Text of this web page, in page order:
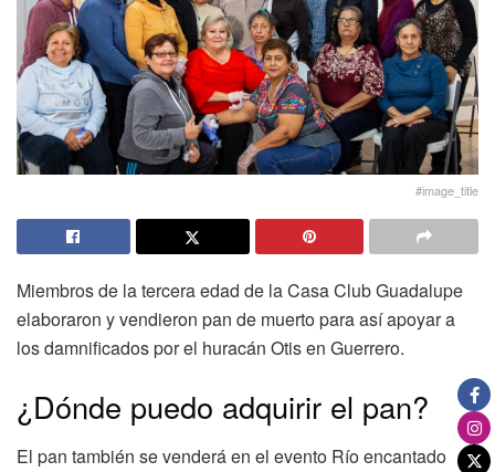
#image_title
Miembros de la tercera edad de la Casa Club Guadalupe
elaboraron y vendieron pan de muerto para así apoyar a
los damnificados por el huracán Otis en Guerrero.
¿Dónde puedo adquirir el pan?
El pan también se venderá en el evento Río encantado